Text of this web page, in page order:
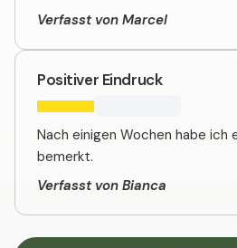
Verfasst von Marcel
Positiver Eindruck
Nach einigen Wochen habe ich
bemerkt.
Verfasst von Bianca